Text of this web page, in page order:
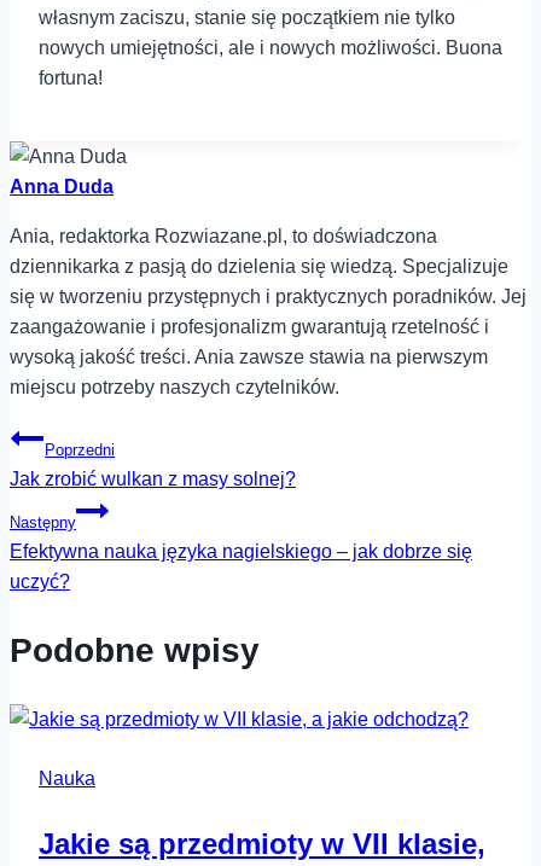
własnym zaciszu, stanie się początkiem nie tylko
nowych umiejętności, ale i nowych możliwości.⁣ Buona
fortuna!
Anna Duda
Ania, redaktorka Rozwiazane.pl, to doświadczona
dziennikarka z pasją do dzielenia się wiedzą. Specjalizuje
się w tworzeniu przystępnych i praktycznych poradników. Jej
zaangażowanie i profesjonalizm gwarantują rzetelność i
wysoką jakość treści. Ania zawsze stawia na pierwszym
miejscu potrzeby naszych czytelników.
Nawigacja
wpisu
Poprzedni
Jak zrobić wulkan z masy solnej?
Następny
Efektywna nauka języka nagielskiego – jak dobrze się
uczyć?
Podobne wpisy
Nauka
Jakie są przedmioty w VII klasie,